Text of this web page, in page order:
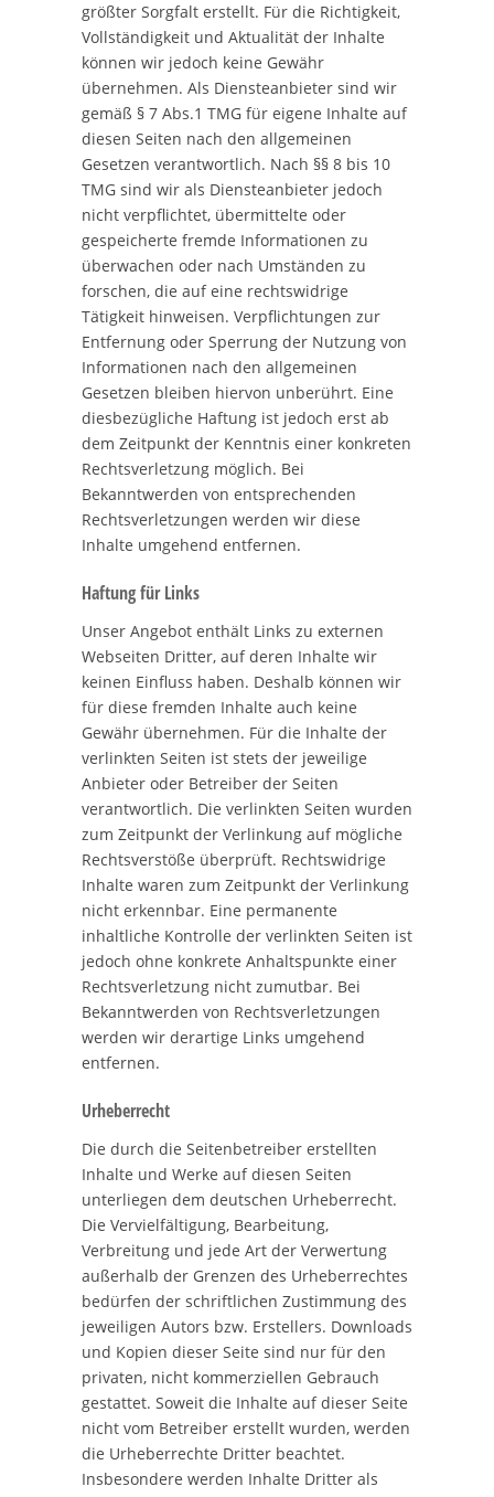
größter Sorgfalt erstellt. Für die Richtigkeit,
Vollständigkeit und Aktualität der Inhalte
können wir jedoch keine Gewähr
übernehmen. Als Diensteanbieter sind wir
gemäß § 7 Abs.1 TMG für eigene Inhalte auf
diesen Seiten nach den allgemeinen
Gesetzen verantwortlich. Nach §§ 8 bis 10
TMG sind wir als Diensteanbieter jedoch
nicht verpflichtet, übermittelte oder
gespeicherte fremde Informationen zu
überwachen oder nach Umständen zu
forschen, die auf eine rechtswidrige
Tätigkeit hinweisen. Verpflichtungen zur
Entfernung oder Sperrung der Nutzung von
Informationen nach den allgemeinen
Gesetzen bleiben hiervon unberührt. Eine
diesbezügliche Haftung ist jedoch erst ab
dem Zeitpunkt der Kenntnis einer konkreten
Rechtsverletzung möglich. Bei
Bekanntwerden von entsprechenden
Rechtsverletzungen werden wir diese
Inhalte umgehend entfernen.
Haftung für Links
Unser Angebot enthält Links zu externen
Webseiten Dritter, auf deren Inhalte wir
keinen Einfluss haben. Deshalb können wir
für diese fremden Inhalte auch keine
Gewähr übernehmen. Für die Inhalte der
verlinkten Seiten ist stets der jeweilige
Anbieter oder Betreiber der Seiten
verantwortlich. Die verlinkten Seiten wurden
zum Zeitpunkt der Verlinkung auf mögliche
Rechtsverstöße überprüft. Rechtswidrige
Inhalte waren zum Zeitpunkt der Verlinkung
nicht erkennbar. Eine permanente
inhaltliche Kontrolle der verlinkten Seiten ist
jedoch ohne konkrete Anhaltspunkte einer
Rechtsverletzung nicht zumutbar. Bei
Bekanntwerden von Rechtsverletzungen
werden wir derartige Links umgehend
entfernen.
Urheberrecht
Die durch die Seitenbetreiber erstellten
Inhalte und Werke auf diesen Seiten
unterliegen dem deutschen Urheberrecht.
Die Vervielfältigung, Bearbeitung,
Verbreitung und jede Art der Verwertung
außerhalb der Grenzen des Urheberrechtes
bedürfen der schriftlichen Zustimmung des
jeweiligen Autors bzw. Erstellers. Downloads
und Kopien dieser Seite sind nur für den
privaten, nicht kommerziellen Gebrauch
gestattet. Soweit die Inhalte auf dieser Seite
nicht vom Betreiber erstellt wurden, werden
die Urheberrechte Dritter beachtet.
Insbesondere werden Inhalte Dritter als